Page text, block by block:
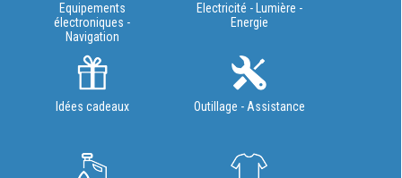
Equipements
électroniques -
Navigation
Electricité - Lumière -
Energie
Idées cadeaux Outillage - Assistance